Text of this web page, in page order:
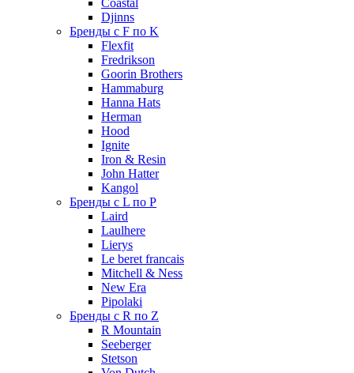
Coastal
Djinns
Бренды с F по K
Flexfit
Fredrikson
Goorin Brothers
Hammaburg
Hanna Hats
Herman
Hood
Ignite
Iron & Resin
John Hatter
Kangol
Бренды с L по P
Laird
Laulhere
Lierys
Le beret francais
Mitchell & Ness
New Era
Pipolaki
Бренды с R по Z
R Mountain
Seeberger
Stetson